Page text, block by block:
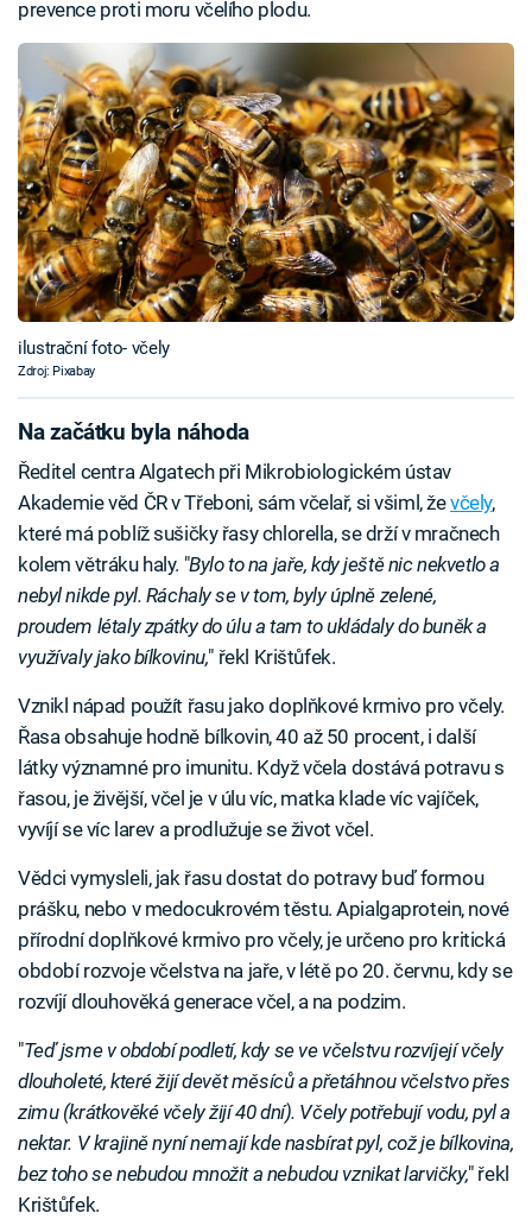
prevence proti moru včelího plodu.
ilustrační foto- včely
Zdroj: Pixabay
Na začátku byla náhoda
Ředitel centra Algatech při Mikrobiologickém ústav
Akademie věd ČR v Třeboni, sám včelař, si všiml, ževčely,
které má poblíž sušičky řasy chlorella, se drží v mračnech
kolem větráku haly. "Bylo to na jaře, kdy ještě nic nekvetlo a
nebyl nikde pyl. Ráchaly se v tom, byly úplně zelené,
proudem létaly zpátky do úlu a tam to ukládaly do buněk a
využívaly jako bílkovinu," řekl Krištůfek.
Vznikl nápad použít řasu jako doplňkové krmivo pro včely.
Řasa obsahuje hodně bílkovin, 40 až 50 procent, i další
látky významné pro imunitu. Když včela dostává potravu s
řasou, je živější, včel je v úlu víc, matka klade víc vajíček,
vyvíjí se víc larev a prodlužuje se život včel.
Vědci vymysleli, jak řasu dostat do potravy buď formou
prášku, nebo v medocukrovém těstu. Apialgaprotein, nové
přírodní doplňkové krmivo pro včely, je určeno pro kritická
období rozvoje včelstva na jaře, v létě po 20. červnu, kdy se
rozvíjí dlouhověká generace včel, a na podzim.
"Teď jsme v období podletí, kdy se ve včelstvu rozvíjejí včely
dlouholeté, které žijí devět měsíců a přetáhnou včelstvo přes
zimu (krátkověké včely žijí 40 dní). Včely potřebují vodu, pyl a
nektar. V krajině nyní nemají kde nasbírat pyl, což je bílkovina,
bez toho se nebudou množit a nebudou vznikat larvičky," řekl
Krištůfek.